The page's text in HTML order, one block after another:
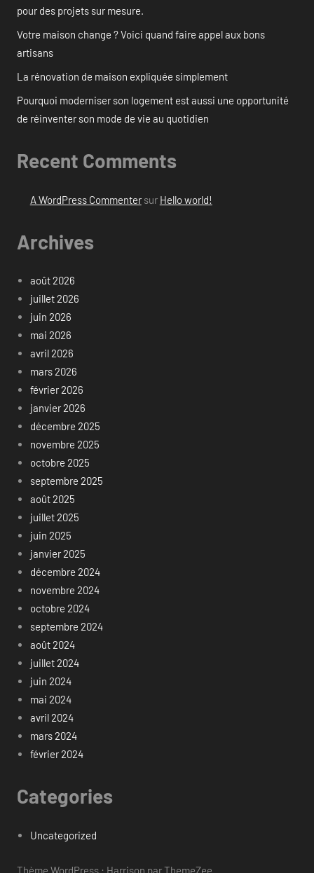
pour des projets sur mesure.
Votre maison change ? Voici quand faire appel aux bons
artisans
La rénovation de maison expliquée simplement
Pourquoi moderniser son logement est aussi une opportunité
de réinventer son mode de vie au quotidien
Recent Comments
A WordPress Commentersur Hello world!
Archives
août 2026
juillet 2026
juin 2026
mai 2026
avril 2026
mars 2026
février 2026
janvier 2026
décembre 2025
novembre 2025
octobre 2025
septembre 2025
août 2025
juillet 2025
juin 2025
janvier 2025
décembre 2024
novembre 2024
octobre 2024
septembre 2024
août 2024
juillet 2024
juin 2024
mai 2024
avril 2024
mars 2024
février 2024
Categories
Uncategorized
Thème WordPress : Harrison par ThemeZee.